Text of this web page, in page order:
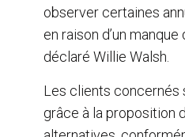
observer certaines
en raison d’un
déclaré Willie Walsh.
Les clients concernés
grâce à la proposition